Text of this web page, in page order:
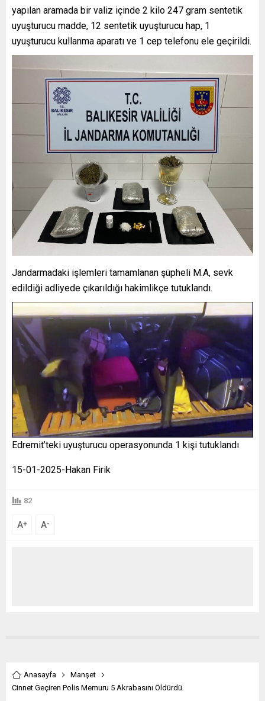
yapılan aramada bir valiz içinde 2 kilo 247 gram sentetik
uyuşturucu madde, 12 sentetik uyuşturucu hap, 1
uyuşturucu kullanma aparatı ve 1 cep telefonu ele geçirildi.
Jandarmadaki işlemleri tamamlanan şüpheli M.A, sevk
edildiği adliyede çıkarıldığı hakimlikçe tutuklandı.
Edremit’teki uyuşturucu operasyonunda 1 kişi tutuklandı
15-01-2025-Hakan Firik
82
A+ A-
Anasayfa
Manşet
Cinnet Geçiren Polis Memuru 5 Akrabasını Öldürdü